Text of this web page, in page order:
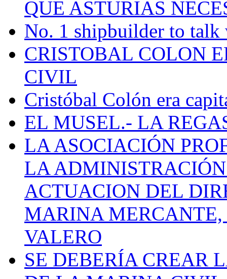
QUE ASTURIAS
No. 1 shipbuilder to talk
CRISTOBAL COLON
CIVIL
Cristóbal Colón era
EL MUSEL.- LA
LA ASOCIACIÓN
LA
ACTUACION DEL
MARINA
VALERO
SE DEBERÍA CREAR